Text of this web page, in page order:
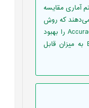
آماری مقایسه
که روش
پیشنهاد شده مقادیر F-measure و Accuracy را بهبود
می‌دهد. همچنین مقادیر FP و Error به میزان قابل